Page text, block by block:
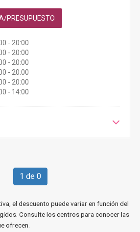
PRESUPUESTO
- 20:00
- 20:00
- 20:00
- 20:00
- 20:00
- 14:00
1 de 0
el descuento puede variar en función del
Consulte los centros para conocer las
ofrecen.